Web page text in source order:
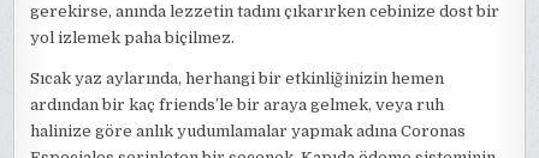
gerekirse, anında lezzetin tadını çıkarırken cebinize dost bir
yol izlemek paha biçilmez.
Sıcak yaz aylarında, herhangi bir etkinliğinizin hemen
ardından bir kaç friends’le bir araya gelmek, veya ruh
halinize göre anlık yudumlamalar yapmak adına Coronas